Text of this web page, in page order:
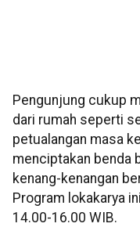
Pengunjung cukup
dari rumah seperti
petualangan masa
menciptakan benda
kenang-kenangan
Program lokakarya
14.00-16.00 WIB.